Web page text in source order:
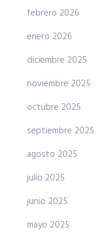
febrero 2026
enero 2026
diciembre 2025
noviembre 2025
octubre 2025
septiembre 2025
agosto 2025
julio 2025
junio 2025
mayo 2025